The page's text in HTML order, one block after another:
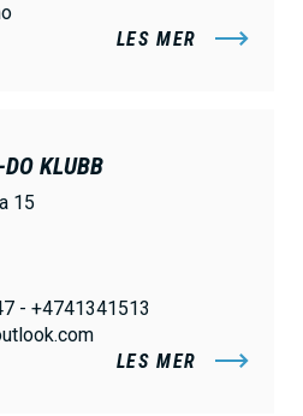
LES MER
KLUBB
15
- +4741341513
LES MER